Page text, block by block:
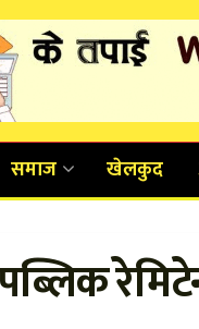
समाज खेलकुद